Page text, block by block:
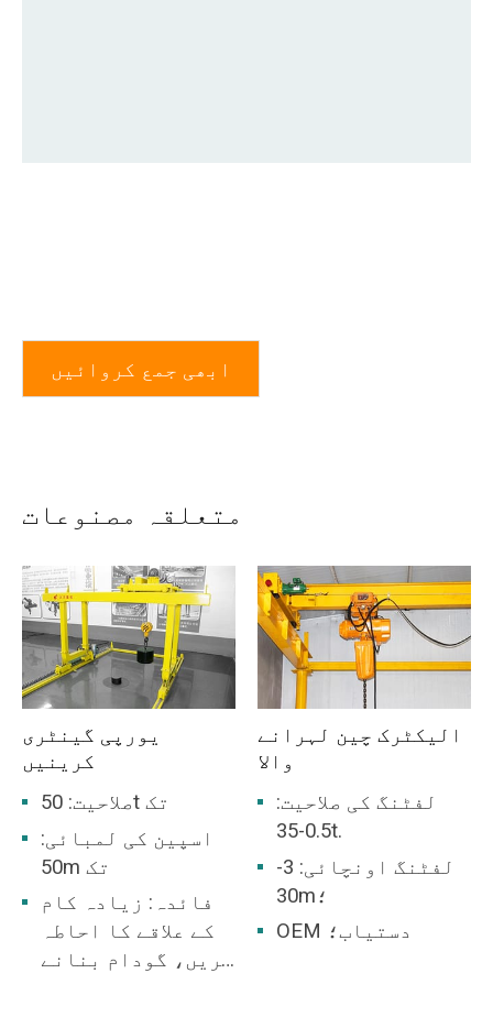
ابھی جمع کروائیں
متعلقہ مصنوعات
یورپی گینٹری
کرینیں
صلاحیت: 50t تک
اسپین کی لمبائی:
50m تک
فائدہ: زیادہ کام
کے علاقے کا احاطہ
کریں، گودام بنانے
الیکٹرک چین لہرانے
والا
لفٹنگ کی صلاحیت:
0.5-35t.
لفٹنگ اونچائی: 3-
30m؛
OEM دستیاب؛